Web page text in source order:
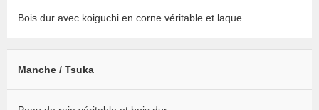
Bois dur avec koiguchi en corne véritable et laque
Manche / Tsuka